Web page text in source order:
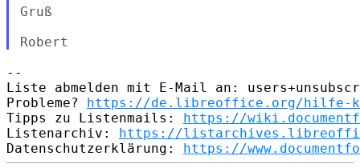
Gruß
--
Liste abmelden mit E-Mail an:
Probleme? https://de.libreoffice.org/hilfe-
Tipps zu Listenmails: https://
Listenarchiv: https://
Datenschutzerklärung: https://